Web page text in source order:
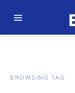
BROWSING TAG